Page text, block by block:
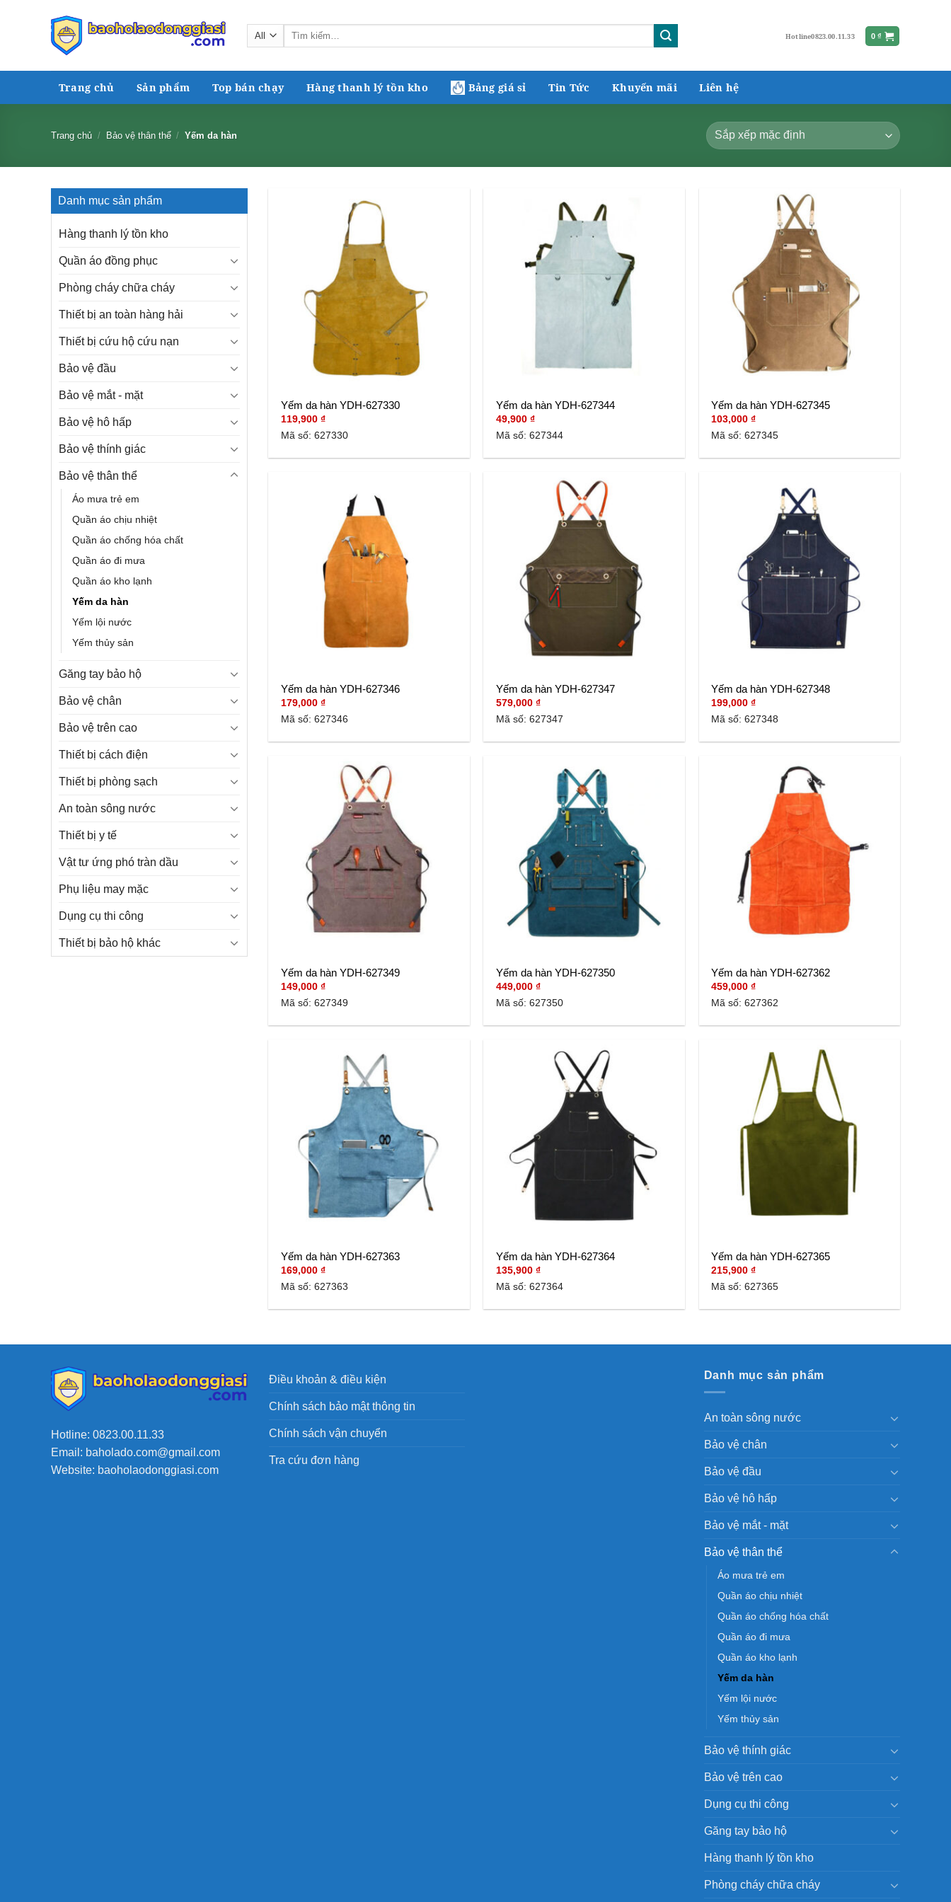
Tìm
Hotline0823.00.11.33 0₫
Trang chủ Sản phẩm Top bán chạy Hàng thanh lý tồn kho Bảng giá sỉ Tin Tức Khuyến mãi Liên hệ
Trang chủ / Bảo vệ thân thể / Yếm da hàn
Danh mục sản phẩm
Hàng thanh lý tồn kho
Quần áo đồng phục
Phòng cháy chữa cháy
Thiết bị an toàn hàng hải
Thiết bị cứu hộ cứu nạn
Bảo vệ đầu
Bảo vệ mắt - mặt
Bảo vệ hô hấp
Bảo vệ thính giác
Bảo vệ thân thể
Áo mưa trẻ em
Quần áo chịu nhiệt
Quần áo chống hóa chất
Quần áo đi mưa
Quần áo kho lạnh
Yếm da hàn
Yếm lội nước
Yếm thủy sản
Găng tay bảo hộ
Bảo vệ chân
Bảo vệ trên cao
Thiết bị cách điện
Thiết bị phòng sạch
An toàn sông nước
Thiết bị y tế
Vật tư ứng phó tràn dầu
Phụ liệu may mặc
Dụng cụ thi công
Thiết bị bảo hộ khác
Yếm da hàn YDH-627330
119,900 ₫
Mã số: 627330
Yếm da hàn YDH-627344
49,900 ₫
Mã số: 627344
Yếm da hàn YDH-627345
103,000 ₫
Mã số: 627345
Yếm da hàn YDH-627346
179,000 ₫
Mã số: 627346
Yếm da hàn YDH-627347
579,000 ₫
Mã số: 627347
Yếm da hàn YDH-627348
199,000 ₫
Mã số: 627348
Yếm da hàn YDH-627349
149,000 ₫
Mã số: 627349
Yếm da hàn YDH-627350
449,000 ₫
Mã số: 627350
Yếm da hàn YDH-627362
459,000 ₫
Mã số: 627362
Yếm da hàn YDH-627363
169,000 ₫
Mã số: 627363
Yếm da hàn YDH-627364
135,900 ₫
Mã số: 627364
Yếm da hàn YDH-627365
215,900 ₫
Mã số: 627365
Hotline: 0823.00.11.33
Email: baholado.com@gmail.com
Website: baoholaodonggiasi.com
Điều khoản & điều kiện
Chính sách bảo mật thông tin
Chính sách vận chuyển
Tra cứu đơn hàng
Danh mục sản phẩm
An toàn sông nước
Bảo vệ chân
Bảo vệ đầu
Bảo vệ hô hấp
Bảo vệ mắt - mặt
Bảo vệ thân thể
Áo mưa trẻ em
Quần áo chịu nhiệt
Quần áo chống hóa chất
Quần áo đi mưa
Quần áo kho lạnh
Yếm da hàn
Yếm lội nước
Yếm thủy sản
Bảo vệ thính giác
Bảo vệ trên cao
Dụng cụ thi công
Găng tay bảo hộ
Hàng thanh lý tồn kho
Phòng cháy chữa cháy